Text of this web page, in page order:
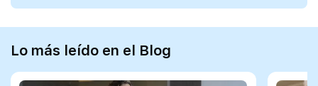
Lo más leído en el Blog